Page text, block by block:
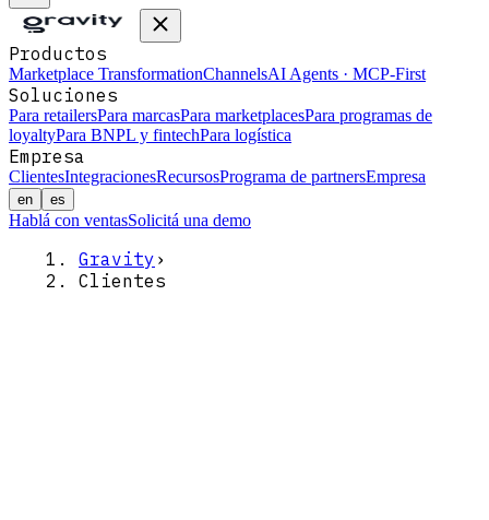
Productos
Marketplace TransformationChannelsAI Agents · MCP-First
Soluciones
Para retailersPara marcasPara marketplacesPara programas de
loyaltyPara BNPL y fintechPara logística
Empresa
ClientesIntegracionesRecursosPrograma de partnersEmpresa
en es
Hablá con ventasSolicitá una demo
Gravity ›
Clientes